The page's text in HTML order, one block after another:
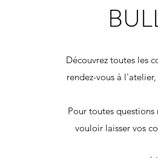
Découvrez toutes les
rendez-vous à
Pour toutes
vouloir laisser vos